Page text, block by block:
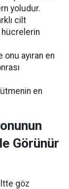
yoludur.
cilt
hücrelerin
ayıran en
en
Görünür
göz